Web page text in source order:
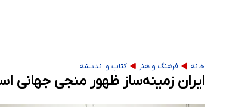
خانه فرهنگ و هنر کتاب و اندیشه
ایران زمینه‌ساز ظهور منجی جهانی